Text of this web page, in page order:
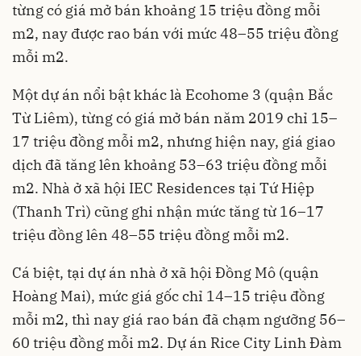
từng có giá mở bán khoảng 15 triệu đồng mỗi
m2, nay được rao bán với mức 48–55 triệu đồng
mỗi m2.
Một dự án nổi bật khác là Ecohome 3 (quận Bắc
Từ Liêm), từng có giá mở bán năm 2019 chỉ 15–
17 triệu đồng mỗi m2, nhưng hiện nay, giá giao
dịch đã tăng lên khoảng 53–63 triệu đồng mỗi
m2. Nhà ở xã hội IEC Residences tại Tứ Hiệp
(Thanh Trì) cũng ghi nhận mức tăng từ 16–17
triệu đồng lên 48–55 triệu đồng mỗi m2.
Cá biệt, tại dự án nhà ở xã hội Đồng Mô (quận
Hoàng Mai), mức giá gốc chỉ 14–15 triệu đồng
mỗi m2, thì nay giá rao bán đã chạm ngưỡng 56–
60 triệu đồng mỗi m2. Dự án Rice City Linh Đàm